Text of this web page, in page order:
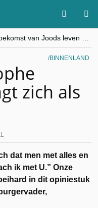
“Besnijdenisdebat toont hoe moeilijk seculiere Westen minderheden begrijpt”, Jinnih Beels (Vooruit)
CITYTRIP | ROEMENIË – Boekarest: de verrassing van Oost-Europa
BINNENLAND
zich als
dat men met alles en
ik met U.” Onze
in dit opiniestuk